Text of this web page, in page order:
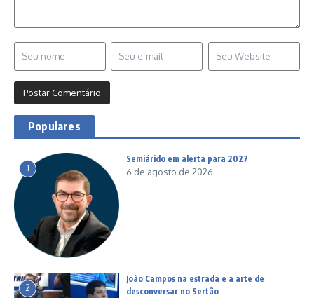
Populares
1
Semiárido em alerta para 2027
6 de agosto de 2026
2
João Campos na estrada e a arte de
desconversar no Sertão